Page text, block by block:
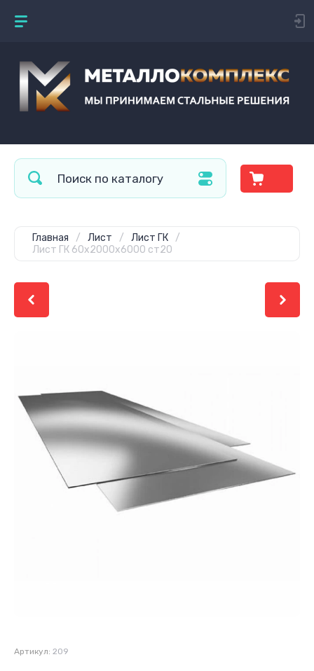
Главная / Лист / Лист ГК
/
Лист ГК 60х2000х6000 ст20
Артикул: 209